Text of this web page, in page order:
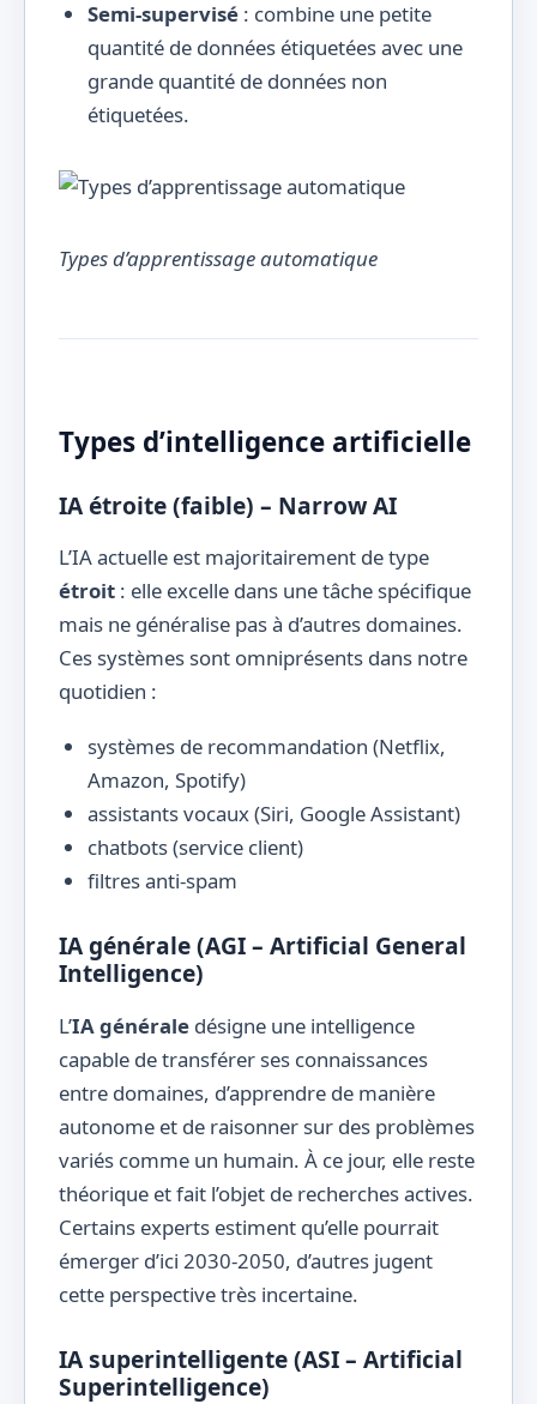
Semi-supervisé : combine une petite
quantité de données étiquetées avec une
grande quantité de données non
étiquetées.
Types d’apprentissage automatique
Types d’intelligence artificielle
IA étroite (faible) – Narrow AI
L’IA actuelle est majoritairement de type
étroit : elle excelle dans une tâche spécifique
mais ne généralise pas à d’autres domaines.
Ces systèmes sont omniprésents dans notre
quotidien :
systèmes de recommandation (Netflix,
Amazon, Spotify)
assistants vocaux (Siri, Google Assistant)
chatbots (service client)
filtres anti-spam
IA générale (AGI – Artificial General
Intelligence)
L’IA générale désigne une intelligence
capable de transférer ses connaissances
entre domaines, d’apprendre de manière
autonome et de raisonner sur des problèmes
variés comme un humain. À ce jour, elle reste
théorique et fait l’objet de recherches actives.
Certains experts estiment qu’elle pourrait
émerger d’ici 2030-2050, d’autres jugent
cette perspective très incertaine.
IA superintelligente (ASI – Artificial
Superintelligence)